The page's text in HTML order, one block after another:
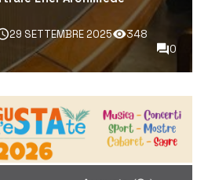
29 SETTEMBRE 2025
348
0